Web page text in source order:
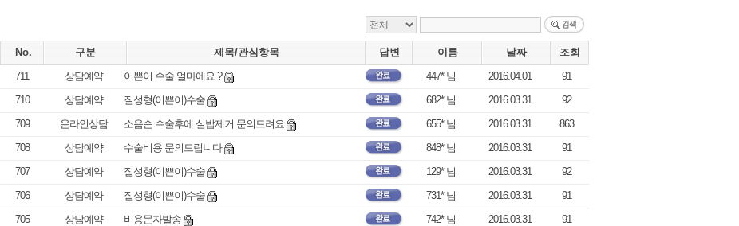
No. 구분 제목/관심항목 답변 이름 날짜
조회
711
상담예약 이쁜이 수술 얼마에요 ? 447* 님 2016.04.01
91
710
상담예약 질성형(이쁜이)수술 682* 님 2016.03.31
92
709
온라인상담 소음순 수술후에 실밥제거 문의드려요 655* 님 2016.03.31
863
708
상담예약 수술비용 문의드립니다 848* 님 2016.03.31
91
707
상담예약 질성형(이쁜이)수술 129* 님 2016.03.31
92
706
상담예약 질성형(이쁜이)수술 731* 님 2016.03.31
91
705
상담예약 비용문자발송 742* 님 2016.03.31
91